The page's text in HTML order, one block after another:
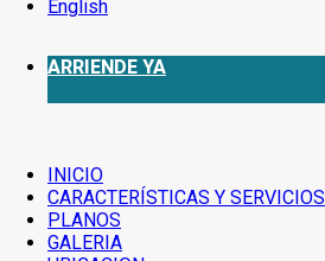
English
ARRIENDE YA
INICIO
CARACTERÍSTICAS Y SERVICIOS
PLANOS
GALERIA